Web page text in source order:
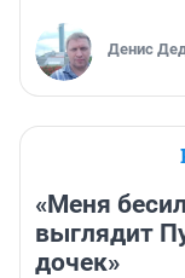
Денис
«Меня
выглядит
дочек»